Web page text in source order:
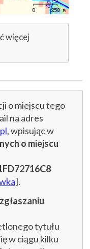
więcej
o miejscu tego
na adres
, wpisując w
o miejscu
].
tytułu
w ciągu kilku